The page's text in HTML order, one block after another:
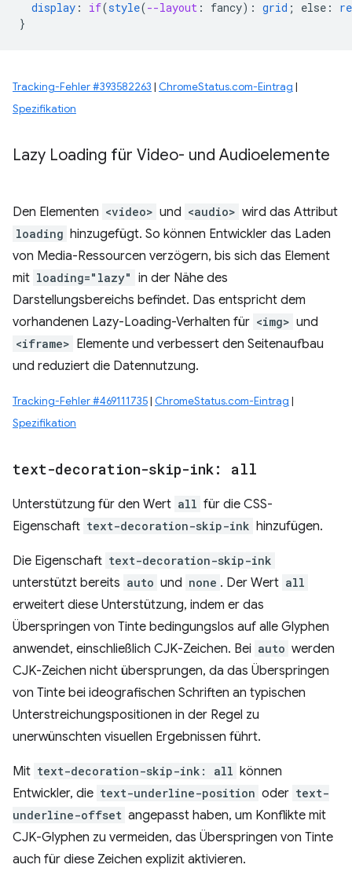
display : if(style(--layout : fancy) : grid ; else :
}
Tracking-Fehler #393582263 | ChromeStatus.com-Eintrag |
Spezifikation
Lazy Loading für Video- und Audioelemente
Den Elementen <video> und <audio> wird das Attribut
loading hinzugefügt. So können Entwickler das Laden
von Media-Ressourcen verzögern, bis sich das Element
mit loading="lazy" in der Nähe des
Darstellungsbereichs befindet. Das entspricht dem
vorhandenen Lazy-Loading-Verhalten für <img> und
<iframe> Elemente und verbessert den Seitenaufbau
und reduziert die Datennutzung.
Tracking-Fehler #469111735| ChromeStatus.com-Eintrag |
Spezifikation
text-decoration-skip-ink: all
Unterstützung für den Wert all für die CSS-
Eigenschaft text-decoration-skip-ink hinzufügen.
Die Eigenschaft text-decoration-skip-ink
unterstützt bereits auto und none . Der Wert all
erweitert diese Unterstützung, indem er das
Überspringen von Tinte bedingungslos auf alle Glyphen
anwendet, einschließlich CJK-Zeichen. Bei auto werden
CJK-Zeichen nicht übersprungen, da das Überspringen
von Tinte bei ideografischen Schriften an typischen
Unterstreichungspositionen in der Regel zu
unerwünschten visuellen Ergebnissen führt.
Mit text-decoration-skip-ink: all können
Entwickler, die text-underline-position oder text-
underline-offset angepasst haben, um Konflikte mit
CJK-Glyphen zu vermeiden, das Überspringen von Tinte
auch für diese Zeichen explizit aktivieren.